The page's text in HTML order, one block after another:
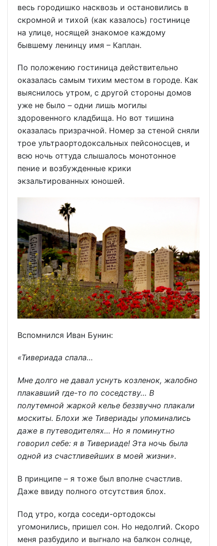
весь городишко насквозь и остановились в
скромной и тихой (как казалось) гостинице
на улице, носящей знакомое каждому
бывшему ленинцу имя – Каплан.
По положению гостиница действительно
оказалась самым тихим местом в городе. Как
выяснилось утром, с другой стороны домов
уже не было – одни лишь могилы
здоровенного кладбища. Но вот тишина
оказалась призрачной. Номер за стеной сняли
трое ультраортодоксальных пейсоносцев, и
всю ночь оттуда слышалось монотонное
пение и возбужденные крики
экзальтированных юношей.
Вспомнился Иван Бунин:
«Тивериада спала…
Мне долго не давал уснуть козленок, жалобно
плакавший где-то по соседству… В
полутемной жаркой келье беззвучно плакали
москиты. Блохи же Тивериады упоминались
даже в путеводителях… Но я поминутно
говорил себе: я в Тивериаде! Эта ночь была
одной из счастливейших в моей жизни».
В принципе – я тоже был вполне счастлив.
Даже ввиду полного отсутствия блох.
Под утро, когда соседи-ортодоксы
угомонились, пришел сон. Но недолгий. Скоро
меня разбудило и выгнало на балкон солнце,